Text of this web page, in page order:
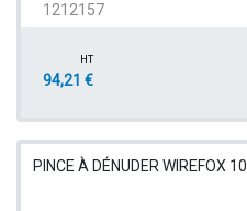
1212157
HT
94,21 €
PINCE À DÉNUDER WIREFOX 10